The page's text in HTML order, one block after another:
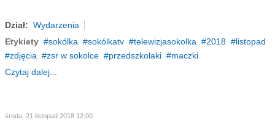
Dział: Wydarzenia
Etykiety
sokólka sokólkatv telewizjasokolka 2018
listopad
zdjęcia
zsr w sokolce przedszkolaki
maczki
Czytaj dalej...
środa, 21 listopad 2018 12:00